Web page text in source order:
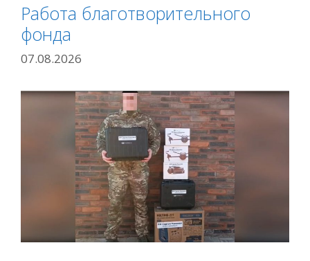
Работа благотворительного
фонда
07.08.2026